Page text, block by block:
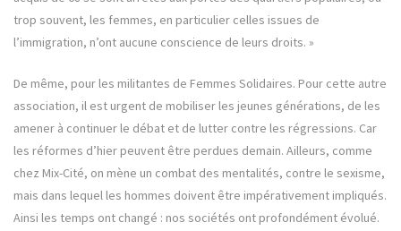
trop souvent, les femmes, en particulier celles issues de
l’immigration, n’ont aucune conscience de leurs droits. »
De même, pour les militantes de Femmes Solidaires. Pour cette autre
association, il est urgent de mobiliser les jeunes générations, de les
amener à continuer le débat et de lutter contre les régressions. Car
les réformes d’hier peuvent être perdues demain. Ailleurs, comme
chez Mix-Cité, on mène un combat des mentalités, contre le sexisme,
mais dans lequel les hommes doivent être impérativement impliqués.
Ainsi les temps ont changé : nos sociétés ont profondément évolué.